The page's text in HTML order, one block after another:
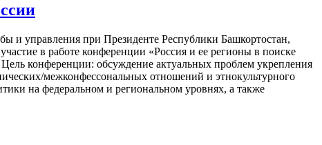
и управления при Президенте Республики Башкортостан,
в работе конференции «Россия и ее регионы в поиске
Цель конференции: обсуждение актуальных проблем укрепления
межконфессональных отношений и этнокультурного
на федеральном и региональном уровнях, а также